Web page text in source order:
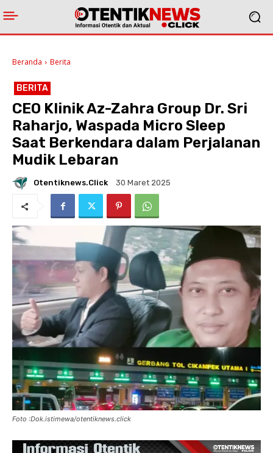
Beranda Berita
BERITA
CEO Klinik Az-Zahra Group Dr. Sri
Raharjo, Waspada Micro Sleep
Saat Berkendara dalam Perjalanan
Mudik Lebaran
Otentiknews.click 30 Maret 2025
Foto :Dok.istimewa/otentiknews.click